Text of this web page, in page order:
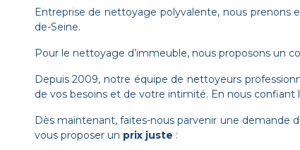
Entreprise de nettoyage polyvalente, nous prenons
de-Seine.
Pour le nettoyage d’immeuble, nous proposons un
Depuis 2009, notre équipe de nettoyeurs
de vos besoins et de votre intimité. En nous confiant
Dès maintenant, faites-nous parvenir une demande
vous proposer un prix juste :